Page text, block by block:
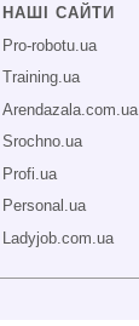
НАШІ САЙТИ
Pro-robotu.ua
Training.ua
Arendazala.com.ua
Srochno.ua
Profi.ua
Personal.ua
Ladyjob.com.ua